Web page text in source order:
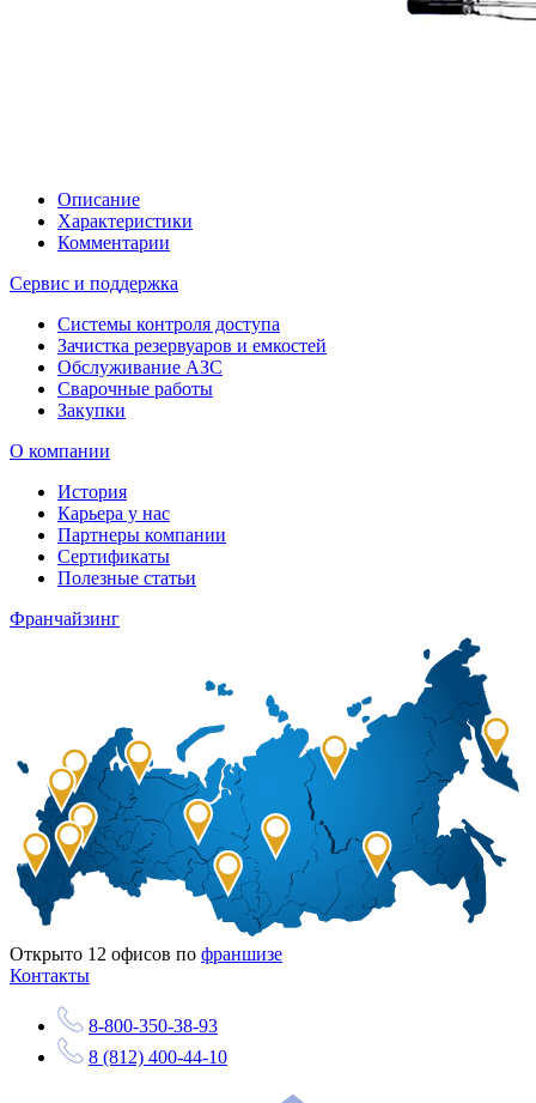
Описание
Характеристики
Комментарии
Сервис и поддержка
Системы контроля доступа
Зачистка резервуаров и емкостей
Обслуживание АЗС
Сварочные работы
Закупки
О компании
История
Карьера у нас
Партнеры компании
Сертификаты
Полезные статьи
Франчайзинг
Открыто 12 офисов по франшизе
Контакты
8-800-350-38-93
8 (812) 400-44-10